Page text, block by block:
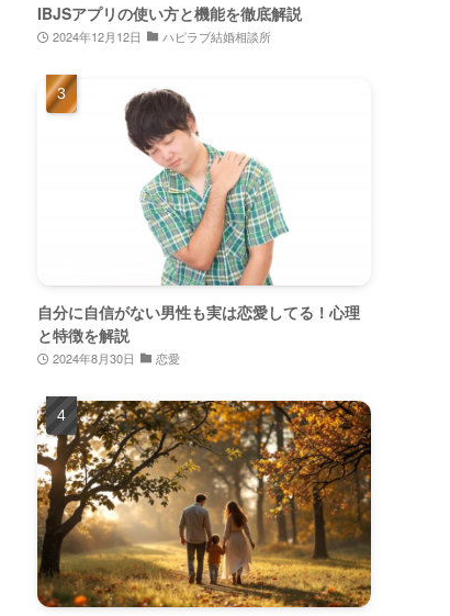
IBJSアプリの使い方と機能を徹底解説
2024年12月12日 ハピラブ結婚相談所
自分に自信がない男性も実は恋愛してる！心理
と特徴を解説
2024年8月30日 恋愛